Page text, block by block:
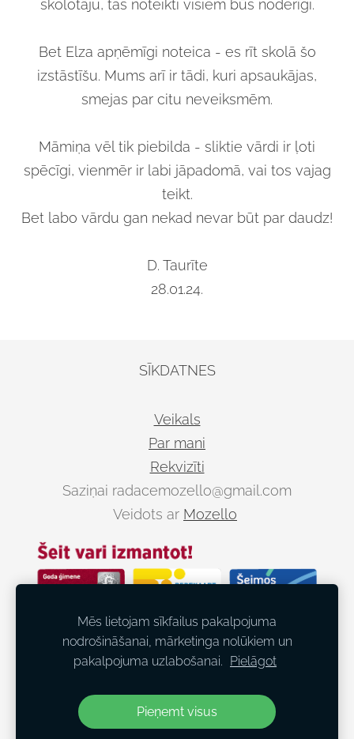
skolotāju, tas noteikti visiem būs noderīgi.
Bet Elza apņēmīgi noteica - es rīt skolā šo
izstāstīšu. Mums arī ir tādi, kuri apsaukājas,
smejas par citu neveiksmēm.
Māmiņa vēl tik piebilda - sliktie vārdi ir ļoti
spēcīgi, vienmēr ir labi jāpadomā, vai tos vajag
teikt.
Bet labo vārdu gan nekad nevar būt par daudz!
D. Taurīte
28.01.24.
SĪKDATNES
Veikals
Par mani
Rekvizīti
Saziņai radacemozello@gmail.com
Veidots ar Mozello
Dalies
Mēs lietojam sīkfailus pakalpojuma
nodrošināšanai, mārketinga nolūkiem un
pakalpojuma uzlabošanai. Pielāgot
Pieņemt visus